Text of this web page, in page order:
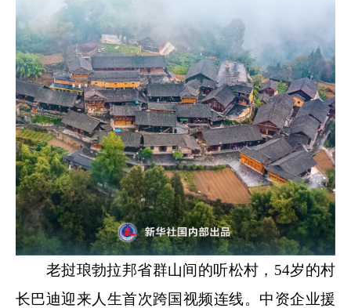
老挝琅勃拉邦省群山间的听松村，54岁的村
长巴迪迎来人生首次跨国视频连线。中资企业援